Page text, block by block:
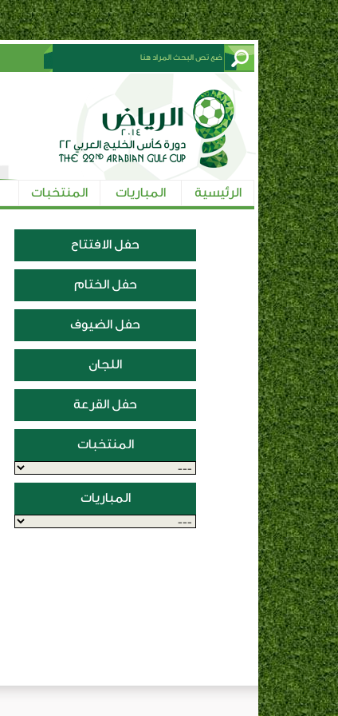
الرئيسية المباريات المنتخبات
حفل الافتتاح
حفل الختام
حفل الضيوف
اللجان
حفل القرعة
المنتخبات
المباريات